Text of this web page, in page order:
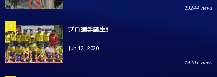
29244 views
プロ選手誕生❗️
Jun 12, 2020
29201 views
4